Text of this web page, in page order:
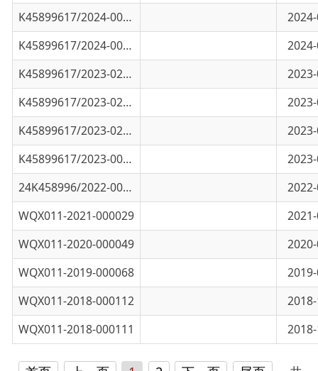
K45899617/2023-02682 新疆维吾尔自治区涉企行政事业性收费目
2023-04-03
K45899617/2023-02681 新疆维吾尔自治区考试考务费目录清单
2023-04-03
K45899617/2023-02680
新疆维吾尔自治区行政事业性收费目录清
2023-04-03
K45899617/2023-00483 财政部关于行政事业单位资金往来结算票
2023-01-17
24K458996/2022-00864 新疆维吾尔自治区政府性基金目录清单
2022-05-25
WQX011-2021-000029 新疆维吾尔自治区涉企行政事业性收费目
2021-02-24
WQX011-2020-000049 2020年政府性行政事业性收费目录清单
2020-05-20
WQX011-2019-000068
关于印发《新疆维吾尔自治区油气田企业
2019-02-13
WQX011-2018-000112 关于转发自治区《关于规范自治区市政公
2018-12-03
首页 上一页 1
26 条 / 共 2 页 跳转至 页 GO
主办：新疆乌恰县人民政府办公室 承办：新疆乌恰县政务服务
地 址：新疆克州乌恰县光明路1号 联系电话：0908-4621030